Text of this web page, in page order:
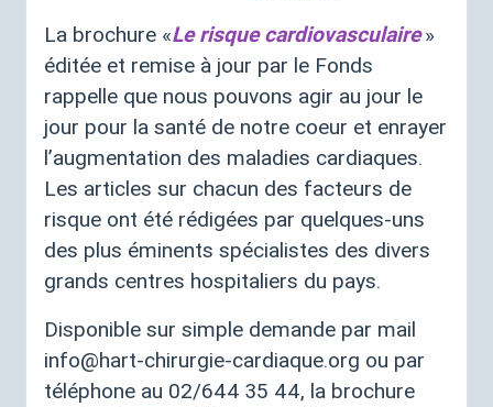
La brochure «Le risque cardiovasculaire »
éditée et remise à jour par le Fonds
rappelle que nous pouvons agir au jour le
jour pour la santé de notre coeur et enrayer
l’augmentation des maladies cardiaques.
Les articles sur chacun des facteurs de
risque ont été rédigées par quelques-uns
des plus éminents spécialistes des divers
grands centres hospitaliers du pays.
Disponible sur simple demande par mail
info@hart-chirurgie-cardiaque.org ou par
téléphone au 02/644 35 44, la brochure